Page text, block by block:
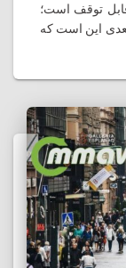
توقف است؛
این است که